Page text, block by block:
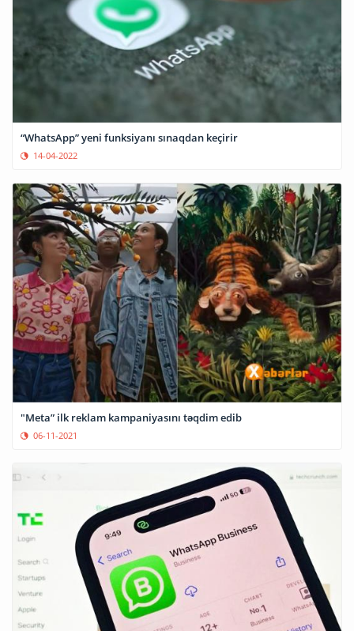
“WhatsApp” yeni funksiyanı sınaqdan keçirir
14-04-2022
"Meta” ilk reklam kampaniyasını təqdim edib
06-11-2021